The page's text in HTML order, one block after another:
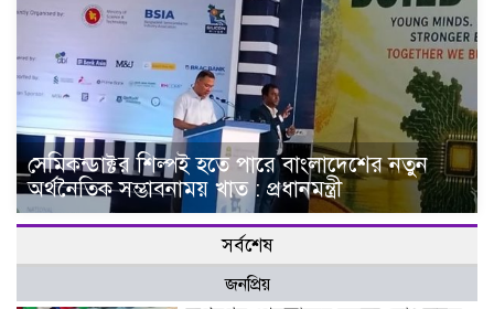
সেমিকন্ডাক্টর শিল্পই হতে পারে বাংলাদেশের নতুন
অর্থনৈতিক সম্ভাবনাময় খাত : প্রধানমন্ত্রী
সর্বশেষ
জনপ্রিয়